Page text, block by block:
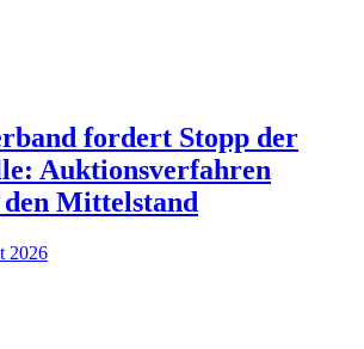
fordert Stopp der
Auktionsverfahren
Mittelstand
2026